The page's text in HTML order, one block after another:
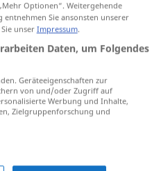
غير[ɣairsɑˈħiːħ]
"unrichtig"
Optionen“. Weitergehende
Sie ansonsten unserer
unserImpressum.
Daten, um Folgendes
Geräteeigenschaften zur
von und/oder Zugriff auf
Werbung und Inhalte,
Zielgruppenforschung und